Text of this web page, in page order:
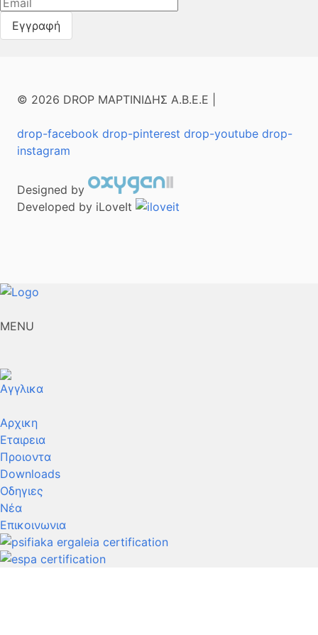
© 2026 DROP ΜΑΡΤΙΝΙΔΗΣ Α.Β.Ε.Ε |
drop-facebook drop-pinterest drop-youtube drop-
instagram
Designed by
Developed by iLoveIt
MENU
Αρχικη
Εταιρεια
Προιοντα
Downloads
Οδηγιες
Νέα
Επικοινωνια